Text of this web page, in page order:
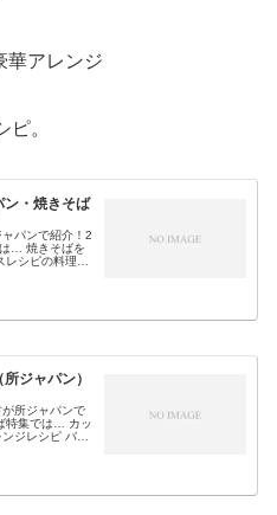
華アレンジ
。
ン・焼きそば
パンで紹介！2
… 焼きそばを
シピの料理研
ジャパン）
所ジャパンで
特集では… カッ
ジレシピ バス